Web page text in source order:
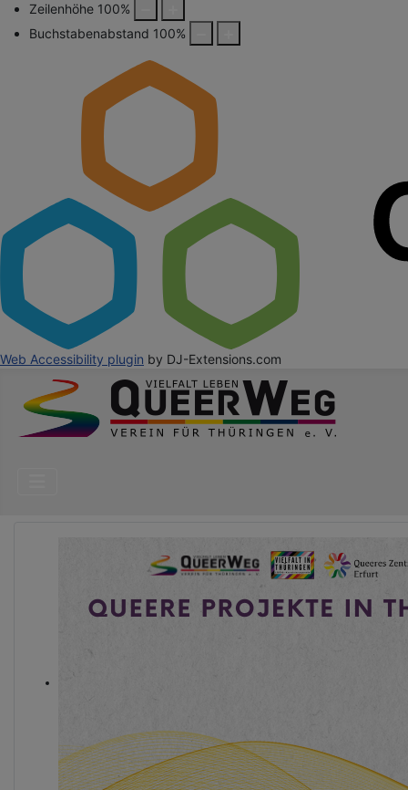
Zeilenhöhe 100%
Buchstabenabstand 100%
Web Accessibility plugin by DJ-Extensions.com